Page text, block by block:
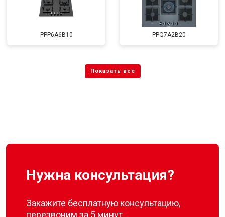
PPP6A6B10 PPQ7A2B20
Нужна консультация?
Закажите бесплатную консультацию,
перезвоним за 5 минут